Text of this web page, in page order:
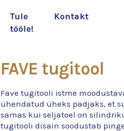
Tule
tööle!
Kontakt
FAVE tugitool
Fave tugitooli istme
ühendatud üheks padjaks, et
samas kui seljatoel on
tugitooli disain soodustab